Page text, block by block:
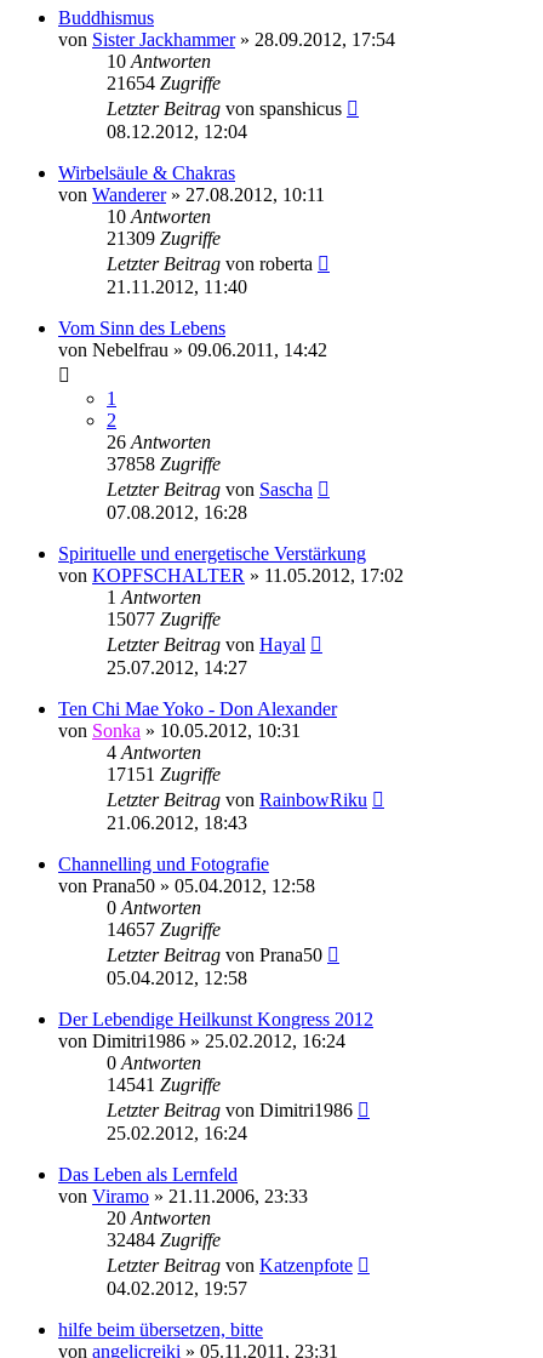
Buddhismus
von Sister Jackhammer» 28.09.2012, 17:54
10 Antworten
21654 Zugriffe
Letzter Beitrag von spanshicus
08.12.2012, 12:04
Wirbelsäule & Chakras
von Wanderer» 27.08.2012, 10:11
10 Antworten
21309 Zugriffe
Letzter Beitrag von roberta
21.11.2012, 11:40
Vom Sinn des Lebens
von Nebelfrau » 09.06.2011, 14:42
1
2
26 Antworten
37858 Zugriffe
Letzter Beitrag von Sascha
07.08.2012, 16:28
Spirituelle und energetische Verstärkung
von KOPFSCHALTER » 11.05.2012, 17:02
1 Antworten
15077 Zugriffe
Letzter Beitrag von Hayal
25.07.2012, 14:27
Ten Chi Mae Yoko - Don Alexander
von Sonka » 10.05.2012, 10:31
4 Antworten
17151 Zugriffe
Letzter Beitrag von RainbowRiku
21.06.2012, 18:43
Channelling und Fotografie
von Prana50 » 05.04.2012, 12:58
0 Antworten
14657 Zugriffe
Letzter Beitrag von Prana50
05.04.2012, 12:58
Der Lebendige Heilkunst Kongress 2012
von Dimitri1986 » 25.02.2012, 16:24
0 Antworten
14541 Zugriffe
Letzter Beitrag von Dimitri1986
25.02.2012, 16:24
Das Leben als Lernfeld
von Viramo » 21.11.2006, 23:33
20 Antworten
32484 Zugriffe
Letzter Beitrag von Katzenpfote
04.02.2012, 19:57
hilfe beim übersetzen, bitte
von angelicreiki » 05.11.2011, 23:31